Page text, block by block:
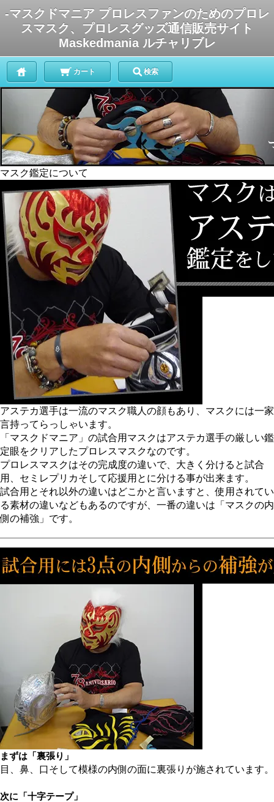
-マスクドマニア プロレスファンのためのプロレ
スマスク、プロレスグッズ通信販売サイト
Maskedmania ルチャリブレ
カート 検索
マスク鑑定について
アステカ選手は一流のマスク職人の顔もあり、マスクには一家
言持ってらっしゃいます。
「マスクドマニア」の試合用マスクはアステカ選手の厳しい鑑
定眼をクリアしたプロレスマスクなのです。
プロレスマスクはその完成度の違いで、大きく分けると試合
用、セミレプリカそして応援用とに分ける事が出来ます。
試合用とそれ以外の違いはどこかと言いますと、使用されてい
る素材の違いなどもあるのですが、一番の違いは「マスクの内
側の補強」です。
まずは「裏張り」
目、鼻、口そして模様の内側の面に裏張りが施されています。
次に「十字テープ」